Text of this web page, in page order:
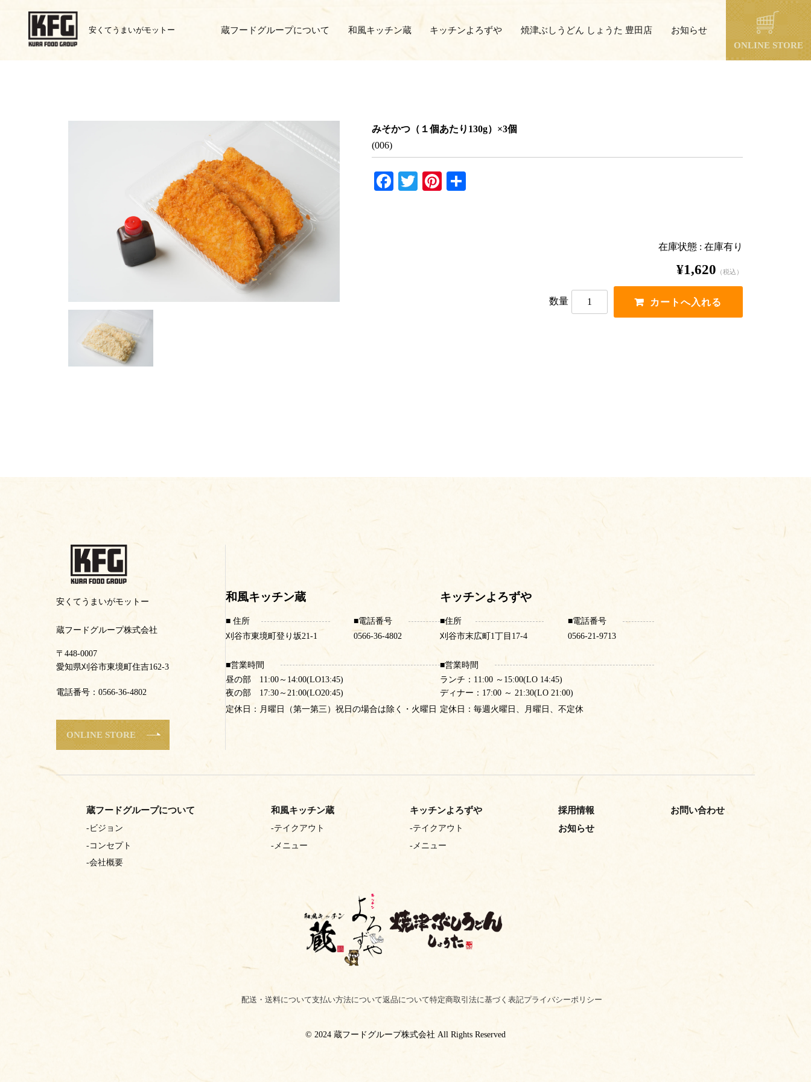
安くてうまいがモットー 蔵フードグループについて 和風キッチン蔵 キッチンよろずや 焼津ぶしうどん しょうた 豊田店
お知らせ
ONLINE STORE
みそかつ（１個あたり130g）×3個
(006)
Fa T
Pi
在庫状態 : 在庫有り
¥1,620 （税込）
数量
安くてうまいがモットー
蔵フードグループ株式会社
〒448-0007
愛知県刈谷市東境町住吉162-3
電話番号：0566-36-4802
ONLINE STORE
和風キッチン蔵
住所
刈谷市東境町登り坂21-1
電話番号
0566-36-4802
営業時間
昼の部 11:00～14:00(LO13:45)
夜の部 17:30～21:00(LO20:45)
定休日：月曜日（第一第三）祝日の場合は除く・火曜日
キッチンよろずや
住所
刈谷市末広町1丁目17-4
電話番号
0566-21-9713
営業時間
ランチ：11:00 ～15:00(LO 14:45)
ディナー：17:00 ～ 21:30(LO 21:00)
定休日：毎週火曜日、月曜日、不定休
蔵フードグループについて
ビジョン
コンセプト
会社概要
和風キッチン蔵
テイクアウト
メニュー
キッチンよろずや
テイクアウト
メニュー
採用情報
お知らせ
お問い合わせ
配送・送料について支払い方法について返品について特定商取引法に基づく表記プライバシーポリシー
©︎ 2024 蔵フードグループ株式会社 All Rights Reserved